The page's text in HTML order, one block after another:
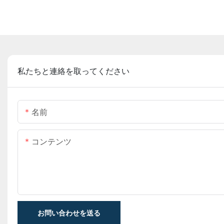
私たちと連絡を取ってください
名前
コンテンツ
お問い合わせを送る